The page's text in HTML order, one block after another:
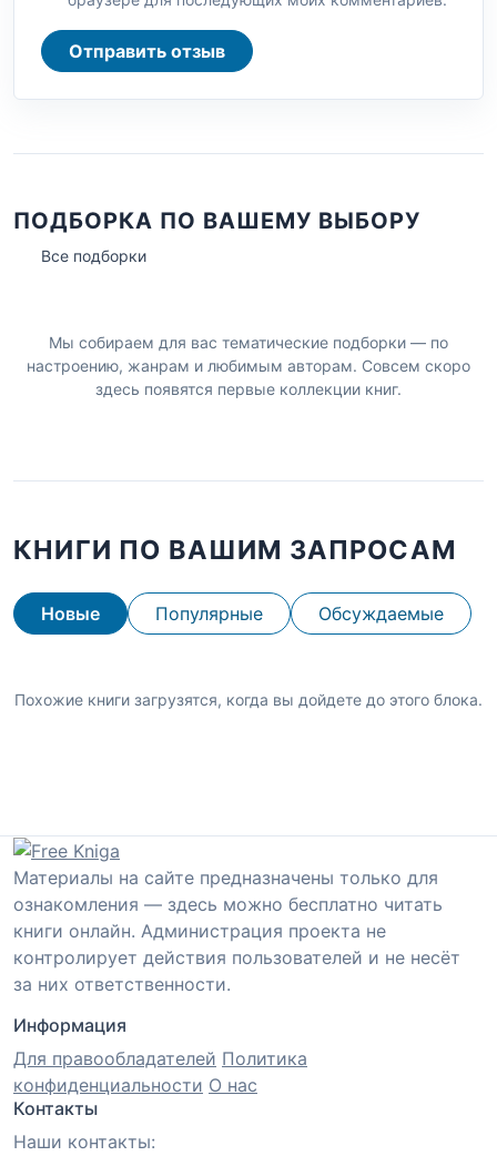
Отправить отзыв
ПОДБОРКА ПО ВАШЕМУ ВЫБОРУ
Все подборки
Мы собираем для вас тематические подборки — по
настроению, жанрам и любимым авторам. Совсем скоро
здесь появятся первые коллекции книг.
КНИГИ ПО ВАШИМ ЗАПРОСАМ
Новые Популярные Обсуждаемые
Похожие книги загрузятся, когда вы дойдете до этого блока.
Материалы на сайте предназначены только для
ознакомления — здесь можно бесплатно читать
книги онлайн. Администрация проекта не
контролирует действия пользователей и не несёт
за них ответственности.
Информация
Для правообладателей Политика
конфиденциальности О нас
Контакты
Наши контакты: